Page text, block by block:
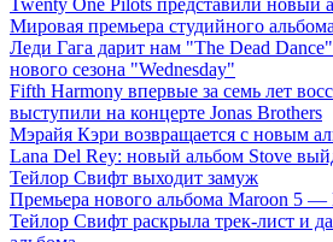
Twenty One Pilots представили новый
Мировая премьера студийного
Леди Гага дарит нам "The Dead
нового сезона "Wednesday"
Fifth Harmony впервые за семь лет
выступили на концерте Jonas Brothers
Мэрайя Кэри возвращается с новым
Lana Del Rey: новый альбом Stove
Тейлор Свифт выходит замуж
Премьера нового альбома Maroon 5
Тейлор Свифт раскрыла трек-лист и